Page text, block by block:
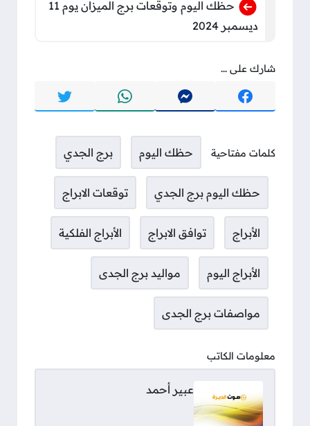
حظك اليوم وتوقعات برج الميزان يوم 11
ديسمبر 2024
شارك على ...
كلمات مفتاحية حظك اليوم برج الجدي
حظك اليوم برج الجدي توقعات الابراج
الأبراج توافق الابراج الأبراج الفلكية
الأبراج اليوم مواليد برج الجدى
مواصفات برج الجدى
معلومات الكاتب
عبير أحمد